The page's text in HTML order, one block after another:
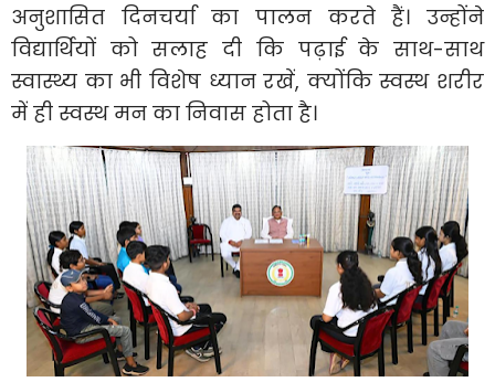
अनुशासित दिनचर्या का पालन करते हैं। उन्होंने
विद्यार्थियों को सलाह दी कि पढ़ाई के साथ-साथ
स्वास्थ्य का भी विशेष ध्यान रखें, क्योंकि स्वस्थ शरीर
में ही स्वस्थ मन का निवास होता है।